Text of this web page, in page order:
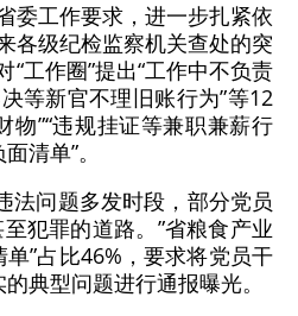
委工作要求，进一步扎紧依
各级纪检监察机关查处的突
“工作圈”提出“工作中不负责
等新官不理旧账行为”等12
物”“违规挂证等兼职兼薪行
清单”。
法问题多发时段，部分党员
犯罪的道路。”省粮食产业
单”占比46%，要求将党员干
典型问题进行通报曝光。